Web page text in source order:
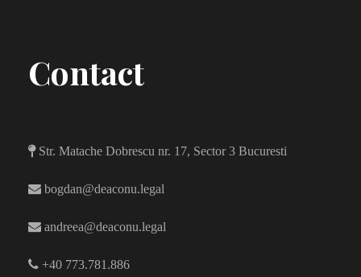
Contact
Str. Matache Dobrescu nr. 17, Sector 3 Bucuresti
bogdan@deaconu.legal
andreea@deaconu.legal
+40 773.781.886